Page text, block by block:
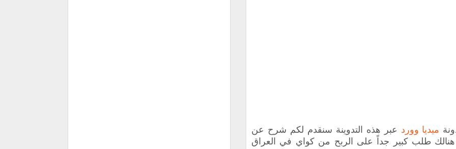
ميديا وورد عبر هذه التدوينة سنقدم لكم شرح عن
هنالك طلب كبير جداً على الربح من كواي في العراق